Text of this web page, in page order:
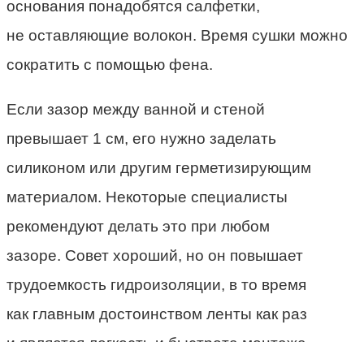
основания понадобятся салфетки,
не оставляющие волокон. Время сушки можно
сократить с помощью фена.
Если зазор между ванной и стеной
превышает 1 см, его нужно заделать
силиконом или другим герметизирующим
материалом. Некоторые специалисты
рекомендуют делать это при любом
зазоре. Совет хороший, но он повышает
трудоемкость гидроизоляции, в то время
как главным достоинством ленты как раз